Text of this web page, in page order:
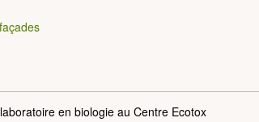
en biologie au Centre Ecotox